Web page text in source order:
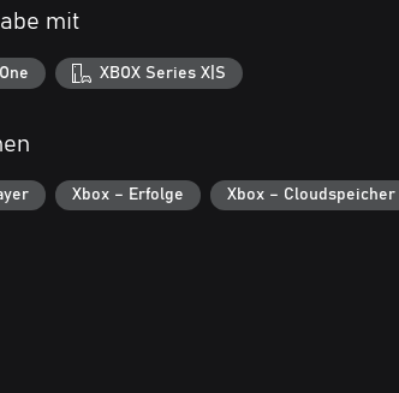
mit
XBOX Series X|S
Xbox – Erfolge Xbox – Cloudspeicher